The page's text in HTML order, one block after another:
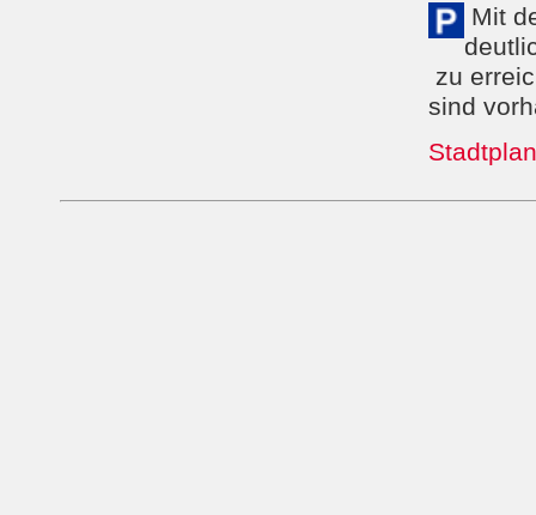
Mit
zu
sind